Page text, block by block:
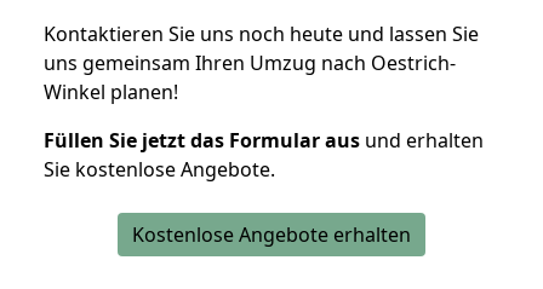
Kontaktieren Sie uns noch heute und lassen Sie
uns gemeinsam Ihren Umzug nach Oestrich-
Winkel planen!
Füllen Sie jetzt das Formular aus und erhalten
Sie kostenlose Angebote.
Kostenlose Angebote erhalten